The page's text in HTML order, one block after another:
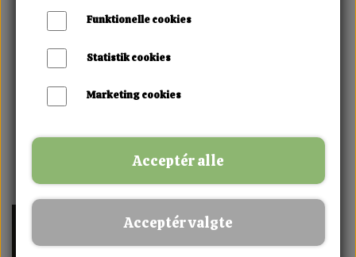
Funktionelle cookies
Statistik cookies
Marketing cookies
Acceptér alle
Acceptér valgte